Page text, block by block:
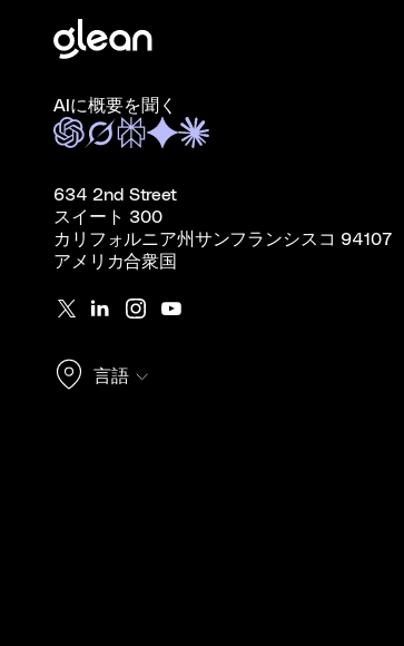
AIに概要を聞く
634 2nd Street
スイート 300
カリフォルニア州サンフランシスコ 94107
アメリカ合衆国
言語